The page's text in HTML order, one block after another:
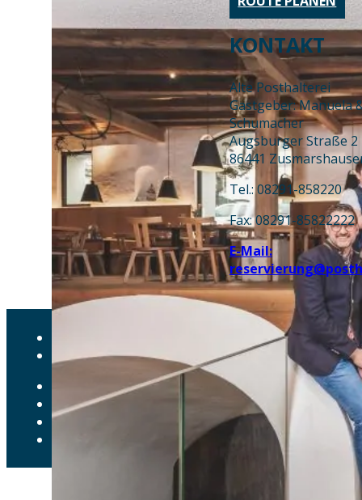
KONTAKT
Alte Posthalterei
Gastgeber: Manuela
Schumacher
Augsburger Straße 2
86441
Tel.: 08291-858220
Fax: 08291-85822222
E-Mail:
DOWNLOADS
DATENSCHUTZ
IMPRESSUM
LEICHTE SPRACHE
ERKLÄRUNG ZUR BARRIEREFREIHEIT